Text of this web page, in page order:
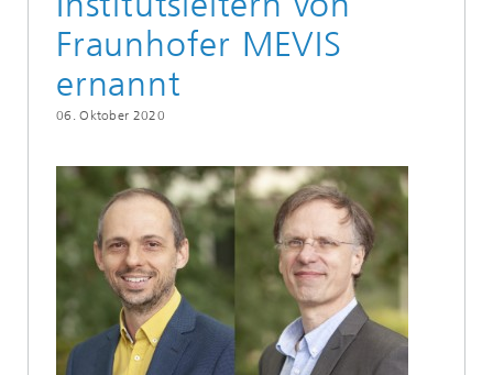
Fraunhofer MEVIS
ernannt
06. Oktober 2020